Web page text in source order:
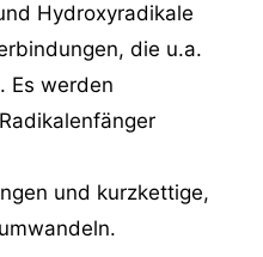
Hydroxyradikale
die u.a.
Es werden
und kurzkettige,